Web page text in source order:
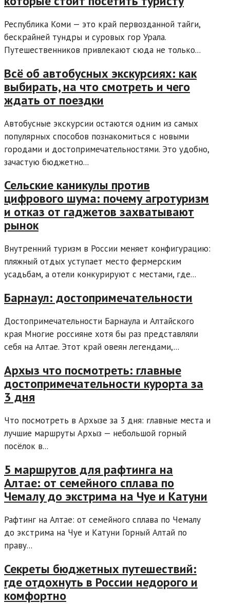
Республика Коми — это край первозданной тайги,
бескрайней тундры и суровых гор Урала.
Путешественников привлекают сюда не только...
Всё об автобусных экскурсиях: как
выбирать, на что смотреть и чего
ждать от поездки
Автобусные экскурсии остаются одним из самых
популярных способов познакомиться с новыми
городами и достопримечательностями. Это удобно,
зачастую бюджетно...
Сельские каникулы против
цифрового шума: почему агротуризм
и отказ от гаджетов захватывают
рынок
Внутренний туризм в России меняет конфигурацию:
пляжный отдых уступает место фермерским
усадьбам, а отели конкурируют с местами, где...
Барнаул: достопримечательности
Достопримечательности Барнаула и Алтайского
края Многие россияне хотя бы раз представляли
себя на Алтае. Этот край овеян легендами,...
Архыз что посмотреть: главные
достопримечательности курорта за
3 дня
Что посмотреть в Архызе за 3 дня: главные места и
лучшие маршруты Архыз — небольшой горный
посёлок в...
5 маршрутов для рафтинга на
Алтае: от семейного сплава по
Чемалу до экстрима на Чуе и Катуни
Рафтинг на Алтае: от семейного сплава по Чемалу
до экстрима на Чуе и Катуни Горный Алтай по
праву...
Секреты бюджетных путешествий:
где отдохнуть в России недорого и
комфортно